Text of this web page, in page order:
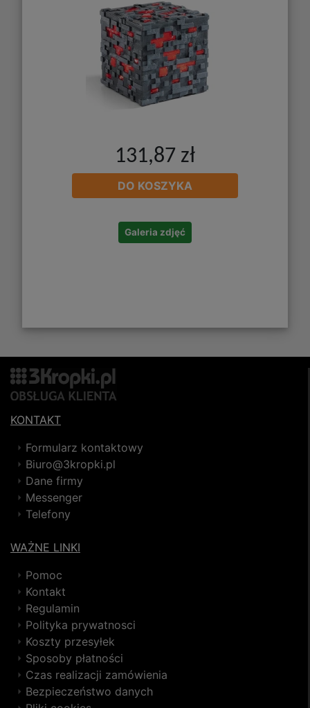
131,87 zł
DO KOSZYKA
Galeria zdjęć
KONTAKT
Formularz kontaktowy
Biuro@3kropki.pl
Dane firmy
Messenger
Telefony
WAŻNE LINKI
Pomoc
Kontakt
Regulamin
Polityka prywatnosci
Koszty przesyłek
Sposoby płatności
Czas realizacji zamówienia
Bezpieczeństwo danych